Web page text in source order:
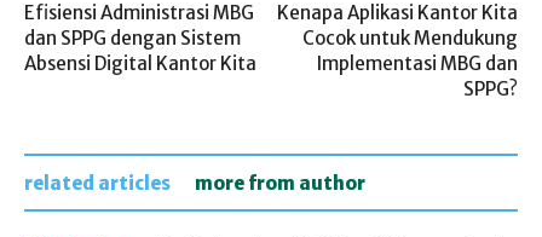
Efisiensi Administrasi MBG
dan SPPG dengan Sistem
Absensi Digital Kantor Kita
Kenapa Aplikasi Kantor Kita
Cocok untuk Mendukung
Implementasi MBG dan
SPPG?
related articles more from author